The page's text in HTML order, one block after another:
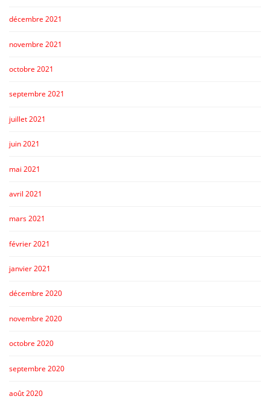
décembre 2021
novembre 2021
octobre 2021
septembre 2021
juillet 2021
juin 2021
mai 2021
avril 2021
mars 2021
février 2021
janvier 2021
décembre 2020
novembre 2020
octobre 2020
septembre 2020
août 2020